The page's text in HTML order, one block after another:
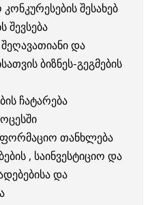
შესახებ
შევსება
და
ბიზნეს-გეგმების
ჩატარება
თანხლება
, საინვესტიციო და
და